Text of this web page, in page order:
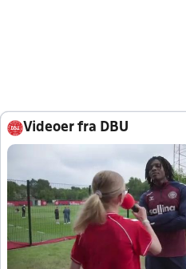
Videoer fra DBU